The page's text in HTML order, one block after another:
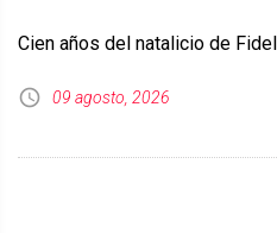
Cien años del natalicio de Fidel
09 agosto, 2026